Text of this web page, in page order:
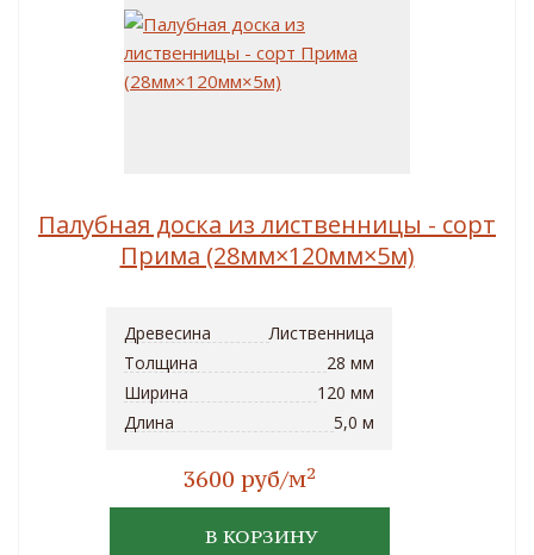
Палубная доска из лиственницы - сорт
Прима (28мм×120мм×5м)
Древесина
Лиственница
Толщина
28 мм
Ширина
120 мм
Длина
5,0 м
3600 руб/м2
В КОРЗИНУ